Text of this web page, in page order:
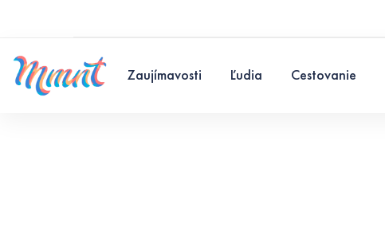
Zaujímavosti Ľudia Cestovanie